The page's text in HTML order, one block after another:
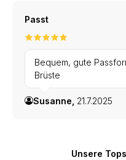
Passt
Bequem, gute
Brüste
Susanne, 21.7.2025
Unsere